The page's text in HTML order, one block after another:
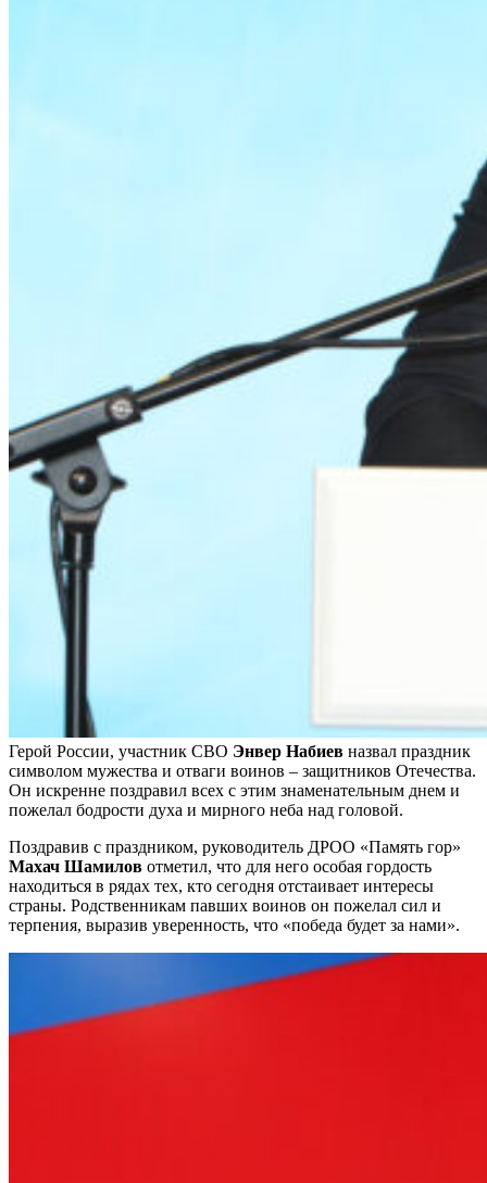
Герой России, участник СВО Энвер Набиев назвал праздник
символом мужества и отваги воинов – защитников Отечества.
Он искренне поздравил всех с этим знаменательным днем и
пожелал бодрости духа и мирного неба над головой.
Поздравив с праздником, руководитель ДРОО «Память гор»
Махач Шамилов отметил, что для него особая гордость
находиться в рядах тех, кто сегодня отстаивает интересы
страны. Родственникам павших воинов он пожелал сил и
терпения, выразив уверенность, что «победа будет за нами».